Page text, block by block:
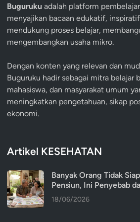
Buguruku adalah platform
menyajikan bacaan edukatif,
mendukung proses belajar,
mengembangkan usaha mikro.
Dengan konten yang relevan dan
Buguruku hadir sebagai mitra belajar
mahasiswa, dan masyarakat umum
meningkatkan pengetahuan, sikap
ekonomi.
Artikel KESEHATAN
Banyak Orang Tidak
Pensiun, Ini Penyebab
18/06/2026